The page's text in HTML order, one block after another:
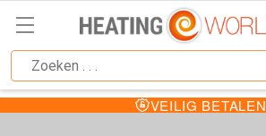
VEILIG BETALEN